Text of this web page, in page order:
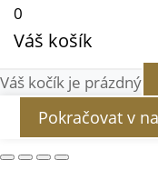
0
Váš košík
Váš kočík je prázdný
Pokračovat v